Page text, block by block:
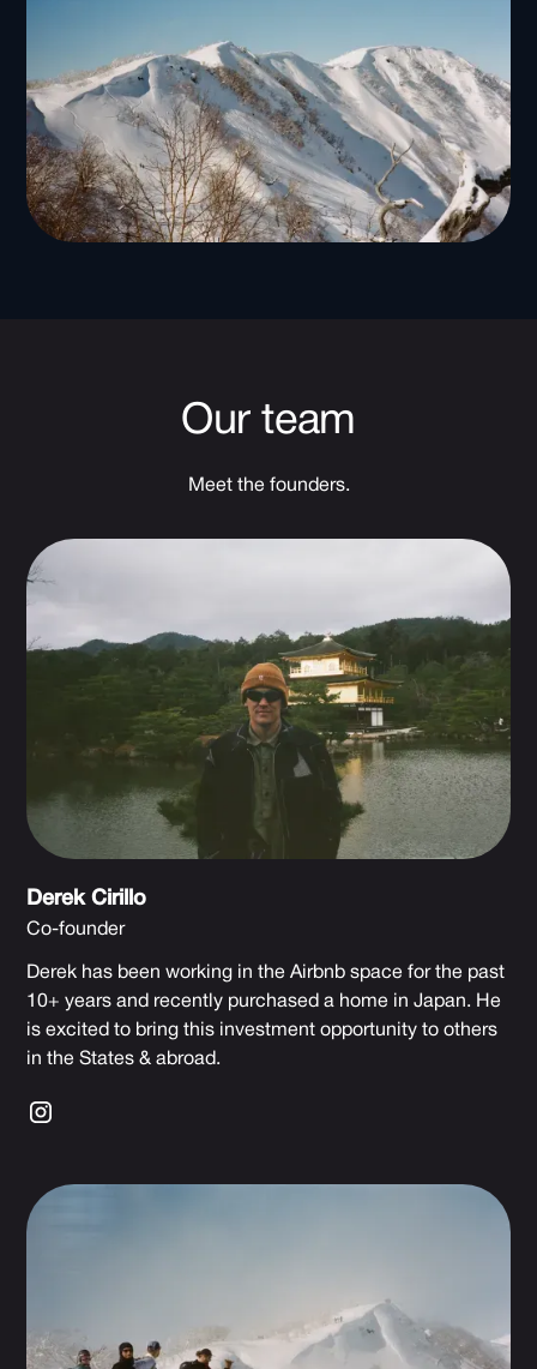
Our team
Meet the founders.
Derek Cirillo
Co-founder
Derek has been working in the Airbnb space for the past
10+ years and recently purchased a home in Japan. He
is excited to bring this investment opportunity to others
in the States & abroad.